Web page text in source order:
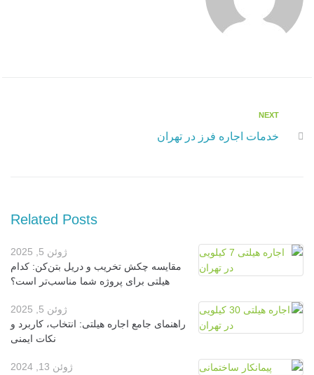
ر
ی
ن
ش
ت
ه
N
e
NEXT
خدمات اجاره فرز در تهران
Related Posts
ژوئن 5, 2025
مقایسه چکش تخریب و دریل بتن‌کن: کدام
هیلتی برای پروژه شما مناسب‌تر است؟
ژوئن 5, 2025
راهنمای جامع اجاره هیلتی: انتخاب، کاربرد و
نکات ایمنی
ژوئن 13, 2024